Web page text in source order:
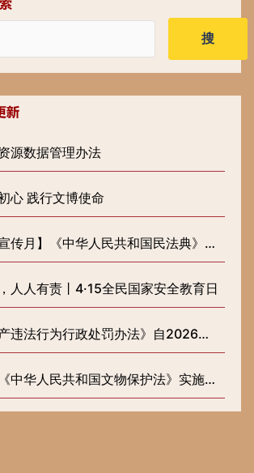
搜
源数据管理办法
心 践行文博使命
传月】《中华人民共和国民法典》知识普及
人人有责丨4·15全民国家安全教育日
法行为行政处罚办法》自2026年2月1日起施行
华人民共和国文物保护法》实施一周年